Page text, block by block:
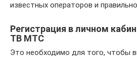
известных операторов и
Регистрация в личном
ТВ МТС
Это необходимо для того, чтобы